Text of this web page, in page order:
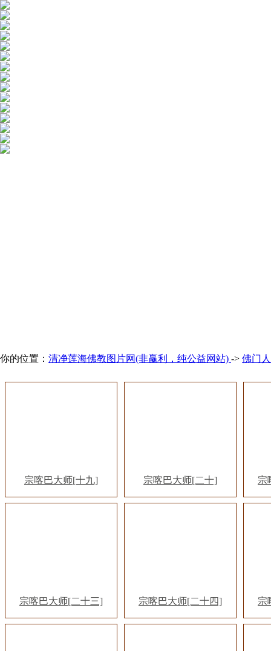
你的位置： 清净莲海佛教图片网(非赢利，纯公益网站) -> 佛门
宗喀巴大师[十九] 宗喀巴大师[二十] 宗
宗喀巴大师[二十三] 宗喀巴大师[二十四] 宗